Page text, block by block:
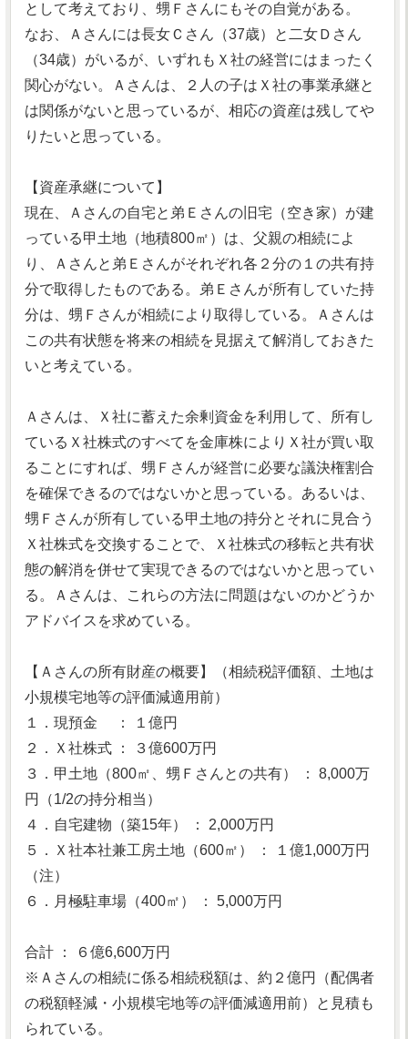
として考えており、甥Ｆさんにもその自覚がある。
なお、Ａさんには長女Ｃさん（37歳）と二女Ｄさん
（34歳）がいるが、いずれもＸ社の経営にはまったく
関心がない。Ａさんは、２人の子はＸ社の事業承継と
は関係がないと思っているが、相応の資産は残してや
りたいと思っている。
【資産承継について】
現在、Ａさんの自宅と弟Ｅさんの旧宅（空き家）が建
っている甲土地（地積800㎡）は、父親の相続によ
り、Ａさんと弟Ｅさんがそれぞれ各２分の１の共有持
分で取得したものである。弟Ｅさんが所有していた持
分は、甥Ｆさんが相続により取得している。Ａさんは
この共有状態を将来の相続を見据えて解消しておきた
いと考えている。
Ａさんは、Ｘ社に蓄えた余剰資金を利用して、所有し
ているＸ社株式のすべてを金庫株によりＸ社が買い取
ることにすれば、甥Ｆさんが経営に必要な議決権割合
を確保できるのではないかと思っている。あるいは、
甥Ｆさんが所有している甲土地の持分とそれに見合う
Ｘ社株式を交換することで、Ｘ社株式の移転と共有状
態の解消を併せて実現できるのではないかと思ってい
る。Ａさんは、これらの方法に問題はないのかどうか
アドバイスを求めている。
【Ａさんの所有財産の概要】（相続税評価額、土地は
小規模宅地等の評価減適用前）
１．現預金 ： １億円
２．Ｘ社株式 ： ３億600万円
３．甲土地（800㎡、甥Ｆさんとの共有） ： 8,000万
円（1/2の持分相当）
４．自宅建物（築15年） ： 2,000万円
５．Ｘ社本社兼工房土地（600㎡） ： １億1,000万円
（注）
６．月極駐車場（400㎡） ： 5,000万円
合計 ： ６億6,600万円
※Ａさんの相続に係る相続税額は、約２億円（配偶者
の税額軽減・小規模宅地等の評価減適用前）と見積も
られている。